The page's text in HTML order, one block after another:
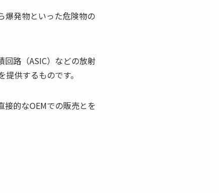
爆発物といった危険物の
路（ASIC）などの放射
供するものです。
的なOEMでの販売とを